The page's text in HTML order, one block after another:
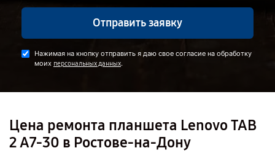
Отправить заявку
Нажимая на кнопку отправить я даю свое согласие на обработку
моих персональных данных.
Цена ремонта планшета Lenovo TAB
2 A7-30 в Ростове-на-Дону